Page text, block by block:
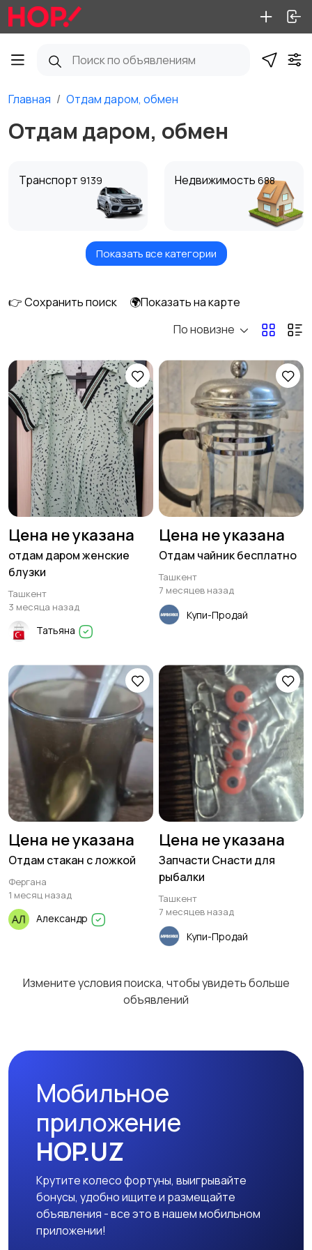
Главная Отдам даром, обмен
Отдам даром, обмен
Транспорт 9139 Недвижимость 688
Детские товары
3413
Животные1 Дом, сад, дача826
Бизнес и
оборудование1298
Туризм, отдых, спорт,
хобби350
Мода и стиль Красота и здоровье
35
Ремонт,
строительство,
инструменты
5530
Отдам даром, обмен
4
Показать все категории
👉 Сохранить поиск
🌍Показать на карте
По новизне
Цена не указана
отдам даром женские
блузки
Ташкент
3 месяца назад
Татьяна
Цена не указана
Отдам чайник бесплатно
Ташкент
7 месяцев назад
Купи-Продай
Цена не указана
Отдам стакан с ложкой
Фергана
1 месяц назад
Александр
Цена не указана
Запчасти Снасти для
рыбалки
Ташкент
7 месяцев назад
Купи-Продай
Измените условия поиска, чтобы увидеть больше
объявлений
Мобильное
приложение
HOP.UZ
Крутите колесо фортуны, выигрывайте
бонусы, удобно ищите и размещайте
объявления - все это в нашем мобильном
приложении!